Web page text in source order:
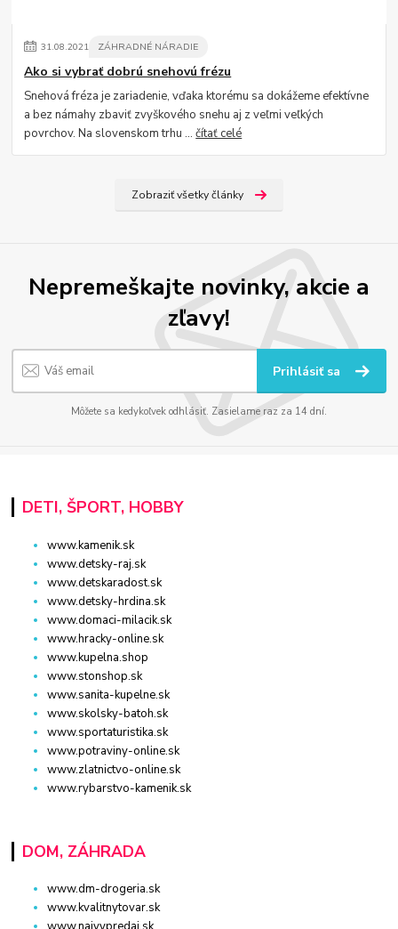
31.08.2021 ZÁHRADNÉ NÁRADIE
Ako si vybrať dobrú snehovú frézu
Snehová fréza je zariadenie, vďaka ktorému sa dokážeme efektívne
a bez námahy zbaviť zvyškového snehu aj z veľmi veľkých
povrchov. Na slovenskom trhu ...čítať celé
Zobraziť všetky články
Nepremeškajte novinky, akcie a
zľavy!
Prihlásiť sa
Môžete sa kedykoľvek odhlásiť. Zasielame raz za 14 dní.
DETI, ŠPORT, HOBBY
www.kamenik.sk
www.detsky-raj.sk
www.detskaradost.sk
www.detsky-hrdina.sk
www.domaci-milacik.sk
www.hracky-online.sk
www.kupelna.shop
www.stonshop.sk
www.sanita-kupelne.sk
www.skolsky-batoh.sk
www.sportaturistika.sk
www.potraviny-online.sk
www.zlatnictvo-online.sk
www.rybarstvo-kamenik.sk
DOM, ZÁHRADA
www.dm-drogeria.sk
www.kvalitnytovar.sk